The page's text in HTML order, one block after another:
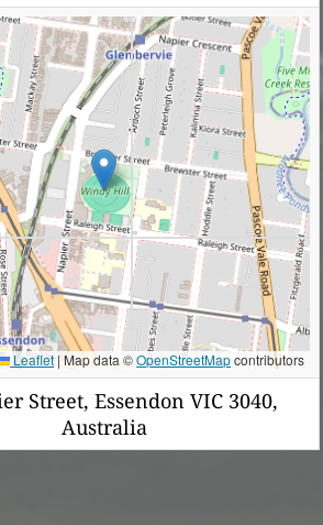
Leaflet |Map data ©OpenStreetMapcontributors
Street, Essendon VIC 3040,
Australia